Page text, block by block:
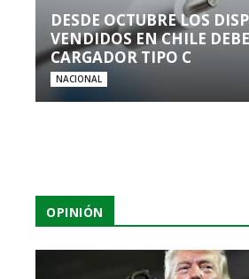
DESDE OCTUBRE LOS
VENDIDOS EN CHILE
CARGADOR TIPO C
NACIONAL
OPINIÓN